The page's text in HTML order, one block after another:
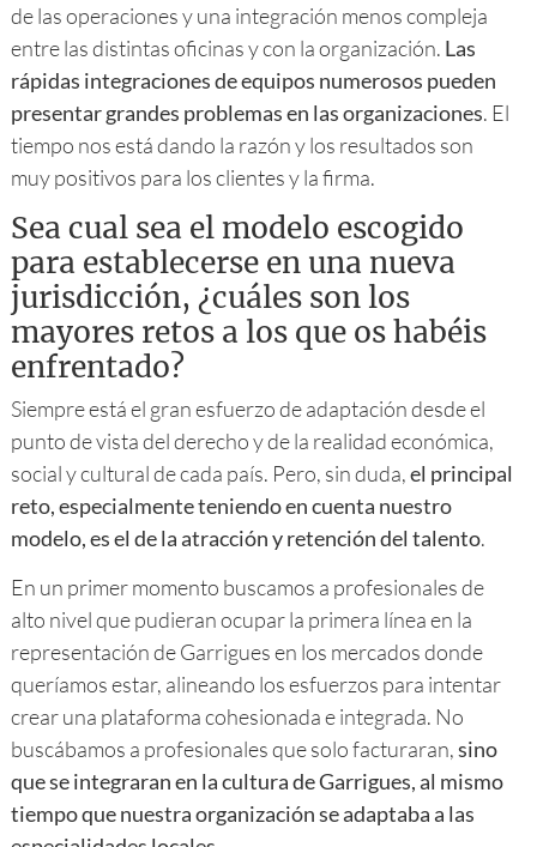
de las operaciones y una integración menos compleja
entre las distintas oficinas y con la organización. Las
rápidas integraciones de equipos numerosos pueden
presentar grandes problemas en las organizaciones. El
tiempo nos está dando la razón y los resultados son
muy positivos para los clientes y la firma.
Sea cual sea el modelo escogido
para establecerse en una nueva
jurisdicción, ¿cuáles son los
mayores retos a los que os habéis
enfrentado?
Siempre está el gran esfuerzo de adaptación desde el
punto de vista del derecho y de la realidad económica,
social y cultural de cada país. Pero, sin duda,el principal
reto, especialmente teniendo en cuenta nuestro
modelo, es el de la atracción y retención del talento.
En un primer momento buscamos a profesionales de
alto nivel que pudieran ocupar la primera línea en la
representación de Garrigues en los mercados donde
queríamos estar, alineando los esfuerzos para intentar
crear una plataforma cohesionada e integrada. No
buscábamos a profesionales que solo facturaran,sino
que se integraran en la cultura de Garrigues, al mismo
tiempo que nuestra organización se adaptaba a las